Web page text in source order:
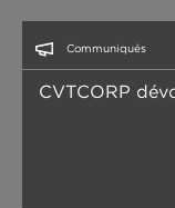
Communiqués
CVTCORP